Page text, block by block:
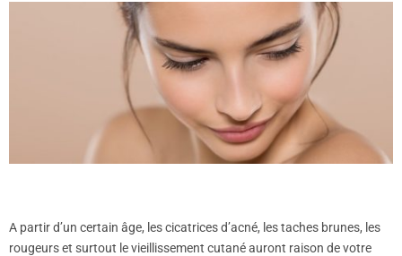
A partir d’un certain âge, les cicatrices d’acné, les taches brunes, les
rougeurs et surtout le vieillissement cutané auront raison de votre